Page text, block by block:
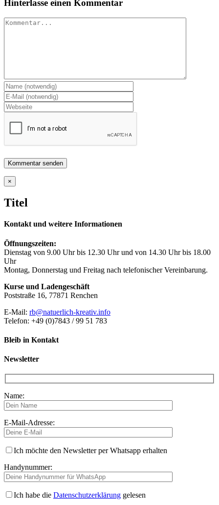
Hinterlasse einen Kommentar
Kommentar
Close
product
view
×
Titel
Kontakt und weitere Informationen
Öffnungszeiten:
Dienstag von 9.00 Uhr bis 12.30 Uhr und von 14.30 Uhr bis 18.00
Uhr
Montag, Donnerstag und Freitag nach telefonischer Vereinbarung.
Kurse und Ladengeschäft
Poststraße 16, 77871 Renchen
E-Mail: rb@natuerlich-kreativ.info
Telefon: +49 (0)7843 / 99 51 783
Bleib in Kontakt
Newsletter
Name:
E-Mail-Adresse:
Ich möchte den Newsletter per Whatsapp erhalten
Handynummer:
Ich habe die Datenschutzerklärung gelesen